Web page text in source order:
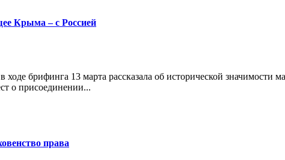
Крыма – с Россией
брифинга 13 марта рассказала об исторической
о присоединении...
права